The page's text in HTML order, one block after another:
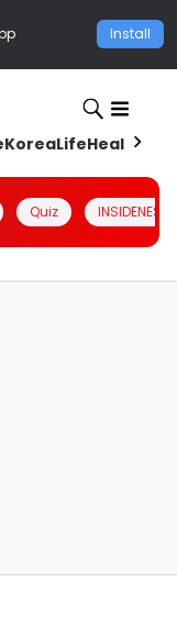
Install
KoreaLifeHealth
Quiz INSIDENESIA